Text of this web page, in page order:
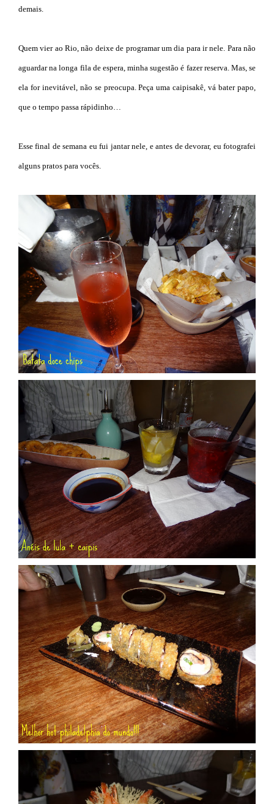
demais.
Quem vier ao Rio, não deixe de programar um dia para ir nele. Para não
aguardar na longa fila de espera, minha sugestão é fazer reserva. Mas, se
ela for inevitável, não se preocupa. Peça uma caipisakê, vá bater papo,
que o tempo passa rápidinho…
Esse final de semana eu fui jantar nele, e antes de devorar, eu fotografei
alguns pratos para vocês.